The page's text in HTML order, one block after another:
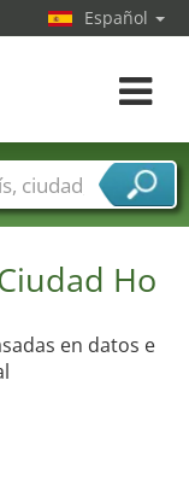
Ho
en datos e
Español
toggle